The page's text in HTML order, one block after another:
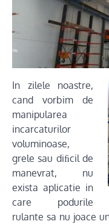
In zilele noastre,
cand vorbim de
manipularea
incarcaturilor
voluminoase,
grele sau diﬁcil de
manevrat, nu
exista aplicatie in
care podurile
rulante sa nu joace